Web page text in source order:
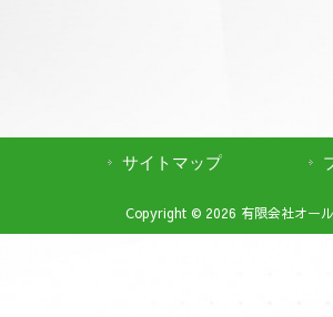
サイトマップ
Copyright © 2026 有限会社オー